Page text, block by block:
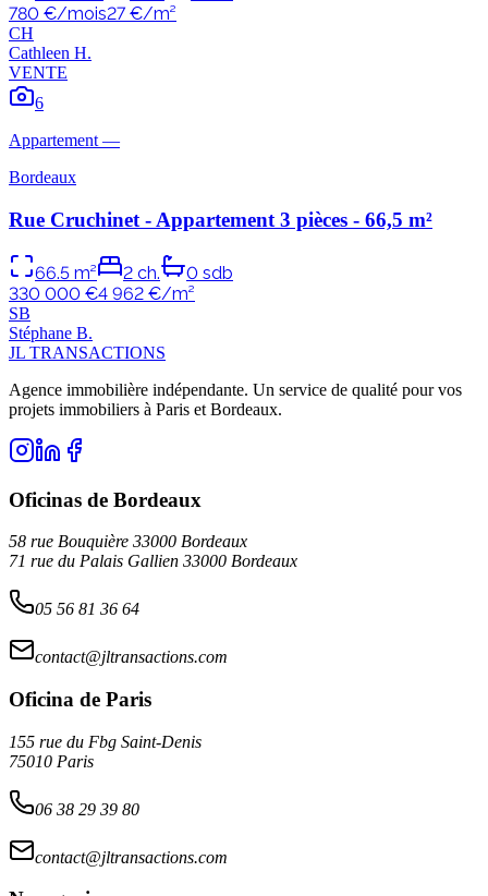
780 €/mois27€/m²
CH
Cathleen H.
VENTE
6
Appartement—
Bordeaux
Rue Cruchinet - Appartement 3 pièces - 66,5 m²
66.5 m² 2 ch. 0 sdb
330 000 €4 962 €/m²
SB
Stéphane B.
JL TRANSACTIONS
Agence immobilière indépendante. Un service de qualité pour vos
projets immobiliers à Paris et Bordeaux.
Oficinas de Bordeaux
58 rue Bouquière 33000 Bordeaux
71 rue du Palais Gallien 33000 Bordeaux
05 56 81 36 64
contact@jltransactions.com
Oficina de Paris
155 rue du Fbg Saint-Denis
75010 Paris
06 38 29 39 80
contact@jltransactions.com